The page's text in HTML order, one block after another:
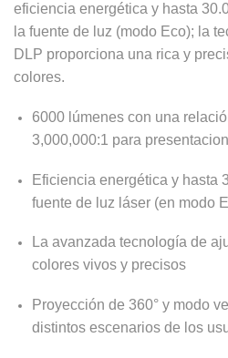
eficiencia energética y hasta
la fuente de luz (modo Eco); la
DLP proporciona una rica y
colores.
6000 lúmenes con una
3,000,000:1 para
Eficiencia energética y hasta
fuente de luz láser (en modo
La avanzada tecnología de
colores vivos y precisos
Proyección de 360° y modo
distintos escenarios de los